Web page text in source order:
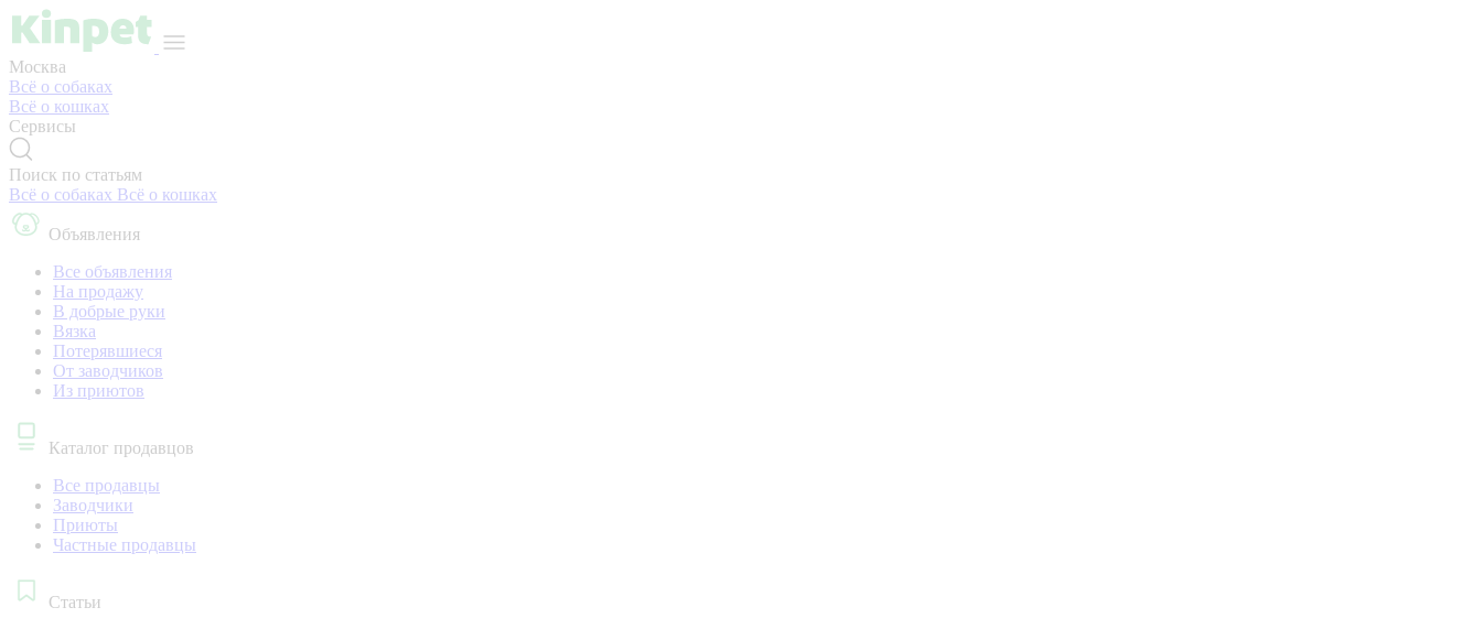
Москва
Всё о собаках
Всё о кошках
Сервисы
Поиск по статьям
Всё о собаках Всё о кошках
Объявления
Все объявления
На продажу
В добрые руки
Вязка
Потерявшиеся
От заводчиков
Из приютов
Каталог продавцов
Все продавцы
Заводчики
Приюты
Частные продавцы
Статьи